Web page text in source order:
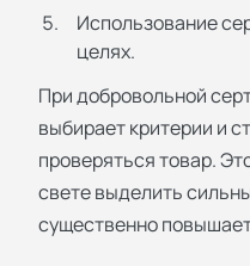
Использование
целях.
При добровольной
выбирает критерии и
проверяться товар.
свете выделить
существенно